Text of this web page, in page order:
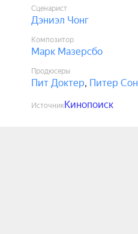
Сценарист
Дэниэл Чонг
Композитор
Марк Мазерсбо
Продюсеры
Пит Доктер, Питер Сон
ИсточникКинопоиск